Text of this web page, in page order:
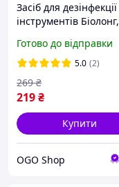
Засіб для дезінфекції
інструментів Біолонг,
Готово до відправки
5.0 (2)
219₴
269 ₴
Купити
OGO Shop